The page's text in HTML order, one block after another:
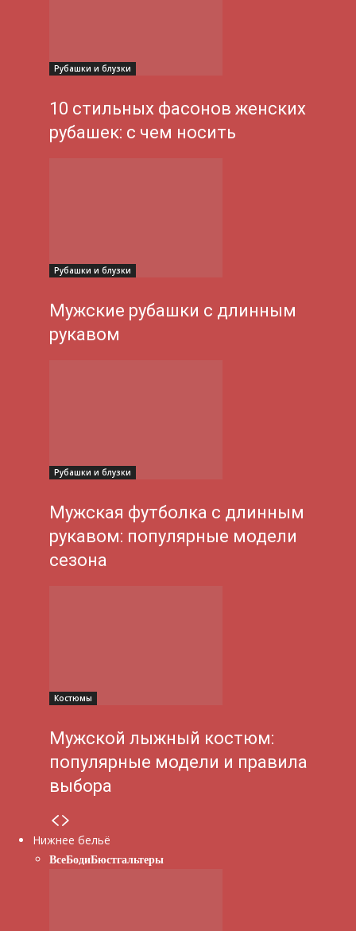
Рубашки и блузки
10 стильных фасонов женских
рубашек: с чем носить
Рубашки и блузки
Мужские рубашки с длинным
рукавом
Рубашки и блузки
Мужская футболка с длинным
рукавом: популярные модели
сезона
Костюмы
Мужской лыжный костюм:
популярные модели и правила
выбора
Нижнее бельё
ВсеБодиБюстгальтеры